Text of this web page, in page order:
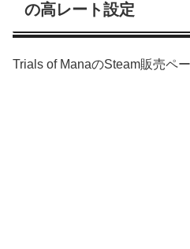
の高レート設定
Trials of ManaのSteam販売ペ